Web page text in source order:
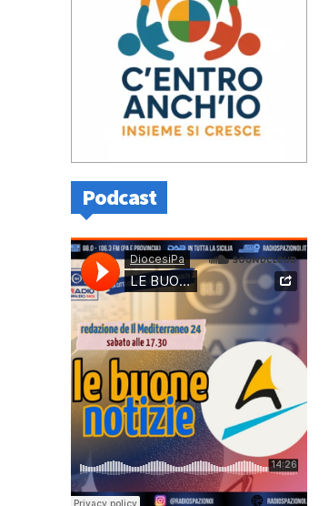
Podcast